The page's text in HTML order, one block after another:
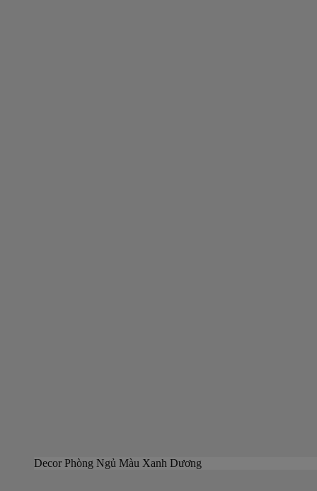
Decor Phòng Ngủ Màu Xanh Dương